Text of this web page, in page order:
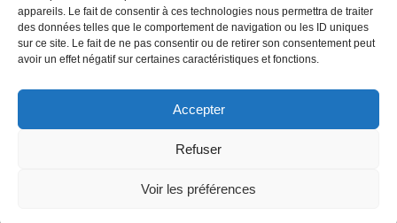
appareils. Le fait de consentir à ces technologies nous permettra de traiter
des données telles que le comportement de navigation ou les ID uniques
sur ce site. Le fait de ne pas consentir ou de retirer son consentement peut
avoir un effet négatif sur certaines caractéristiques et fonctions.
Accepter
Refuser
Voir les préférences
mardi et vendredi de 16h à 18h30
@Vatteville-la-rue mentions légales